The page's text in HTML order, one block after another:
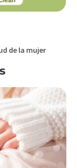
de la mujer